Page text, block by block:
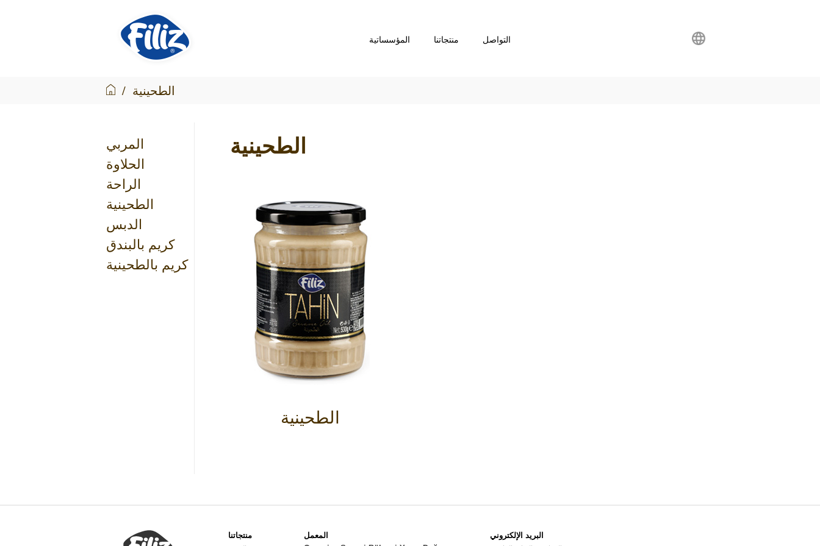
المؤسساتية منتجاتنا التواصل
/ الطحينية
المربي
الحلاوة
الراحة
الطحينية
الدبس
كريم بالبندق
كريم بالطحينية
الطحينية
الطحينية
منتجاتنا
المعمل
البريد الإلكتروني